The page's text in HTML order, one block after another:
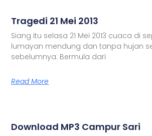
Tragedi 21 Mei 2013
Siang itu selasa 21 Mei 2013 cuaca di
lumayan mendung dan tanpa hujan
sebelumnya. Bermula dari
Read More
Download MP3 Campur Sari